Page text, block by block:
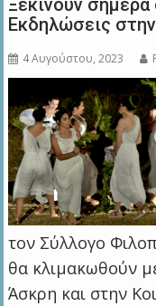
Ξεκινούν σήμερα
Εκδηλώσεις
4 Αυγούστου, 2023
τον Σύλλογο
θα κλιμακωθούν
Άσκρη και στην